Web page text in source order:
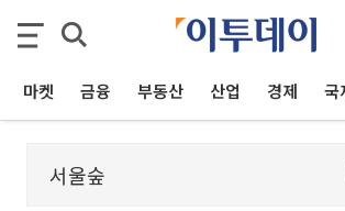
마켓 금융 부동산 산업 경제 국